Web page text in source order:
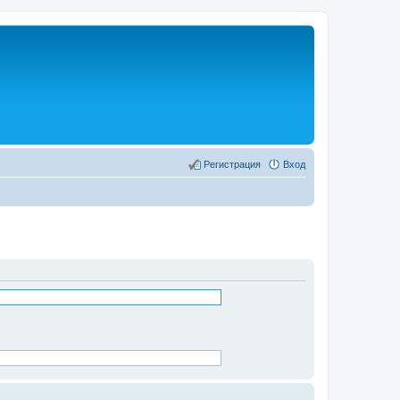
Вход
Регистрация